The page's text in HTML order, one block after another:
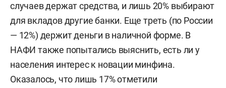
случаев держат средства, и лишь 20% выбирают
для вкладов другие банки. Еще треть (по России
— 12%) держит деньги в наличной форме. В
НАФИ также попытались выяснить, есть ли у
населения интерес к новации минфина.
Оказалось, что лишь 17% отметили